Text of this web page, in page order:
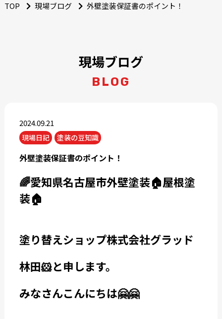
TOP 現場ブログ 外壁塗装保証書のポイント！
現場ブログ
BLOG
2024.09.21
現場日記 塗装の豆知識
外壁塗装保証書のポイント！
🌈愛知県名古屋市外壁塗装🏠屋根塗
装🏠
塗り替えショップ株式会社グラッド
林田🐹と申します。
みなさんこんにちは🤗🤗